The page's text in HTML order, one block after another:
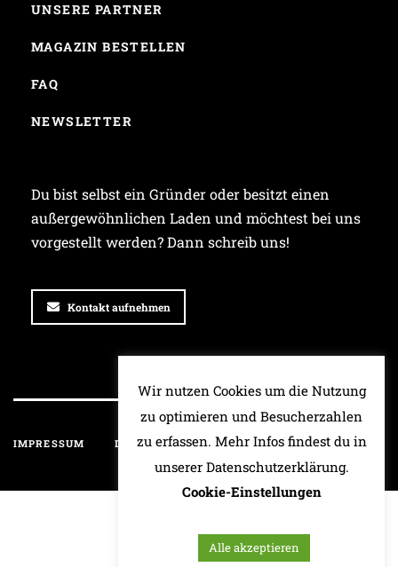
UNSERE PARTNER
MAGAZIN BESTELLEN
FAQ
NEWSLETTER
Du bist selbst ein Gründer oder besitzt einen
außergewöhnlichen Laden und möchtest bei uns
vorgestellt werden? Dann schreib uns!
Kontakt aufnehmen
IMPRESSUM DATENSCHUTZ HAFTUNGSAUSSCHLUSS
Wir nutzen Cookies um die Nutzung
zu optimieren und Besucherzahlen
zu erfassen. Mehr Infos findest du in
unserer Datenschutzerklärung.
Cookie-Einstellungen
Alle akzeptieren